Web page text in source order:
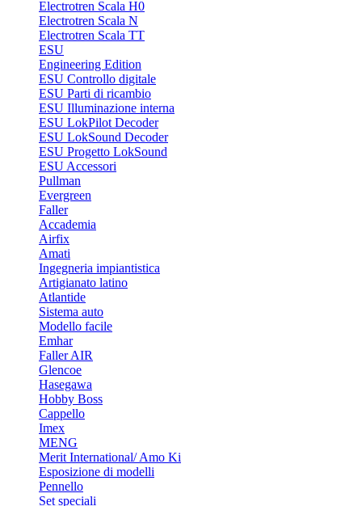
Electrotren Scala H0
Electrotren Scala N
Electrotren Scala TT
ESU
Engineering Edition
ESU Controllo digitale
ESU Parti di ricambio
ESU Illuminazione interna
ESU LokPilot Decoder
ESU LokSound Decoder
ESU Progetto LokSound
ESU Accessori
Pullman
Evergreen
Faller
Accademia
Airfix
Amati
Ingegneria impiantistica
Artigianato latino
Atlantide
Sistema auto
Modello facile
Emhar
Faller AIR
Glencoe
Hasegawa
Hobby Boss
Cappello
Imex
MENG
Merit International/ Amo Ki
Esposizione di modelli
Pennello
Set speciali